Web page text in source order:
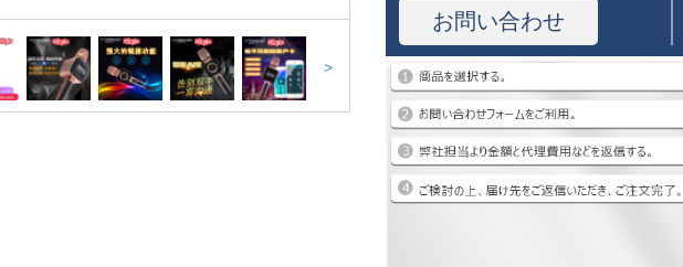
>
お問い合わせ